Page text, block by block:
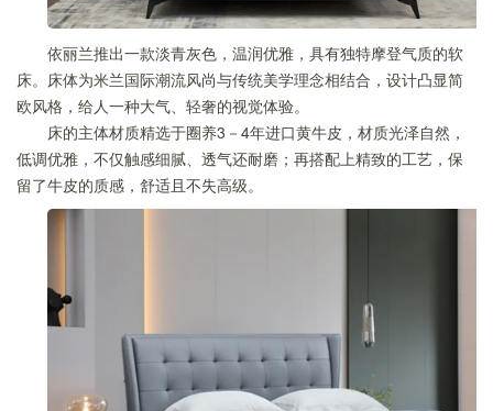
依丽兰推出一款淡青灰色，温润优雅，具有独特摩登气质的软
床。床体为米兰国际潮流风尚与传统美学理念相结合，设计凸显简
欧风格，给人一种大气、轻奢的视觉体验。
床的主体材质精选于圈养3－4年进口黄牛皮，材质光泽自然，
低调优雅，不仅触感细腻、透气还耐磨；再搭配上精致的工艺，保
留了牛皮的质感，舒适且不失高级。